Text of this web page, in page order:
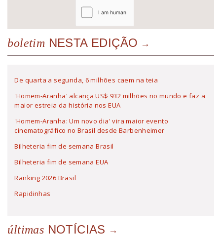
boletim NESTA EDIÇÃO
De quarta a segunda, 6 milhões caem na teia
'Homem-Aranha' alcança US$ 932 milhões no mundo e faz a
maior estreia da história nos EUA
'Homem-Aranha: Um novo dia' vira maior evento
cinematográfico no Brasil desde Barbenheimer
Bilheteria fim de semana Brasil
Bilheteria fim de semana EUA
Ranking 2026 Brasil
Rapidinhas
últimas NOTÍCIAS